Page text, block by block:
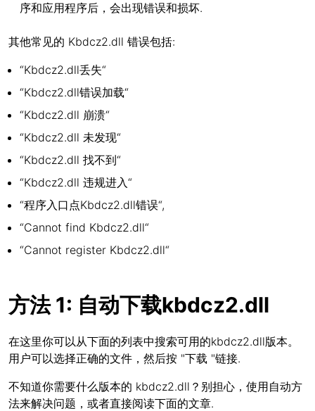
序和应用程序后，会出现错误和损坏.
其他常见的 Kbdcz2.dll 错误包括:
“Kbdcz2.dll丢失“
“Kbdcz2.dll错误加载“
“Kbdcz2.dll 崩溃“
“Kbdcz2.dll 未发现“
“Kbdcz2.dll 找不到“
“Kbdcz2.dll 违规进入“
“程序入口点Kbdcz2.dll错误“,
“Cannot find Kbdcz2.dll“
“Cannot register Kbdcz2.dll“
方法 1: 自动下载kbdcz2.dll
在这里你可以从下面的列表中搜索可用的kbdcz2.dll版本。
用户可以选择正确的文件，然后按 "下载 "链接.
不知道你需要什么版本的 kbdcz2.dll？别担心，使用自动方
法来解决问题，或者直接阅读下面的文章.